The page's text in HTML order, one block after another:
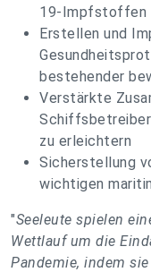
19-Impfstoffen
Erstellen und
bestehender
Verstärkte
zu erleichtern
Sicherstellung
wichtigen
"Seeleute spielen
Wettlauf um die
Pandemie, indem